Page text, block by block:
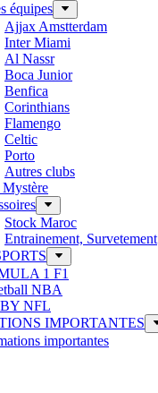
équipes
Ajjax Amstterdam
Inter Miami
Al Nassr
Boca Junior
Benfica
Corinthians
Flamengo
Celtic
Porto
Autres clubs
Stock Maroc
Entrainement, Survetement
1 F1
NBA
NFL
IMPORTANTES
importantes